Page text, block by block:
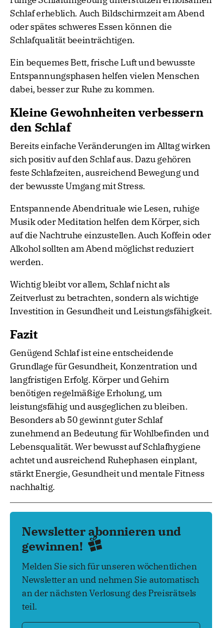
Schlaf erheblich. Auch Bildschirmzeit am Abend
oder spätes schweres Essen können die
Schlafqualität beeinträchtigen.
Ein bequemes Bett, frische Luft und bewusste
Entspannungsphasen helfen vielen Menschen
dabei, besser zur Ruhe zu kommen.
Kleine Gewohnheiten verbessern
den Schlaf
Bereits einfache Veränderungen im Alltag wirken
sich positiv auf den Schlaf aus. Dazu gehören
feste Schlafzeiten, ausreichend Bewegung und
der bewusste Umgang mit Stress.
Entspannende Abendrituale wie Lesen, ruhige
Musik oder Meditation helfen dem Körper, sich
auf die Nachtruhe einzustellen. Auch Koffein oder
Alkohol sollten am Abend möglichst reduziert
werden.
Wichtig bleibt vor allem, Schlaf nicht als
Zeitverlust zu betrachten, sondern als wichtige
Investition in Gesundheit und Leistungsfähigkeit.
Fazit
Genügend Schlaf ist eine entscheidende
Grundlage für Gesundheit, Konzentration und
langfristigen Erfolg. Körper und Gehirn
benötigen regelmäßige Erholung, um
leistungsfähig und ausgeglichen zu bleiben.
Besonders ab 50 gewinnt guter Schlaf
zunehmend an Bedeutung für Wohlbefinden und
Lebensqualität. Wer bewusst auf Schlafhygiene
achtet und ausreichend Ruhephasen einplant,
stärkt Energie, Gesundheit und mentale Fitness
nachhaltig.
Newsletter abonnieren und
gewinnen!
Melden Sie sich für unseren wöchentlichen
Newsletter an und nehmen Sie automatisch
an der nächsten Verlosung des Preisrätsels
teil.